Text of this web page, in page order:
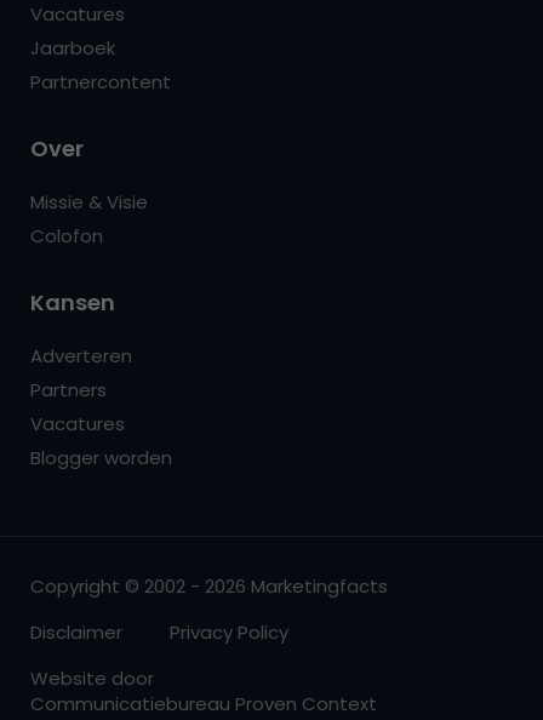
Vacatures
Jaarboek
Partnercontent
Over
Missie & Visie
Colofon
Kansen
Adverteren
Partners
Vacatures
Blogger worden
Copyright © 2002 - 2026 Marketingfacts
Disclaimer
Privacy Policy
Website door
Communicatiebureau Proven Context